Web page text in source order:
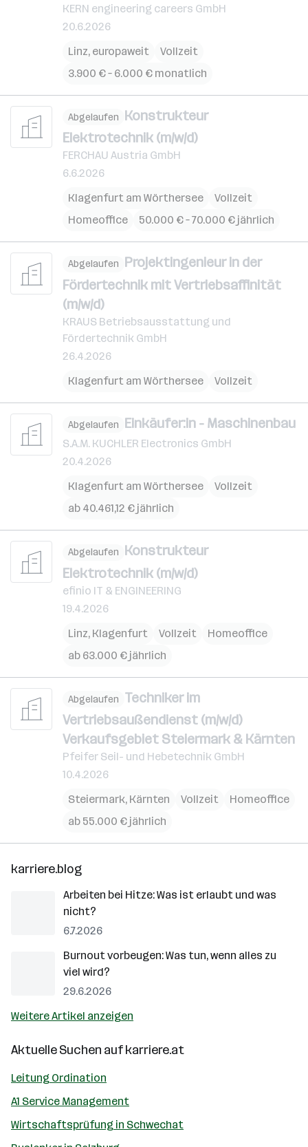
KERN engineering careers GmbH
20.6.2026
Linz, europaweit
Vollzeit
3.900 € – 6.000 € monatlich
Abgelaufen Konstrukteur
Elektrotechnik (m/w/d)
FERCHAU Austria GmbH
6.6.2026
Klagenfurt am Wörthersee
Vollzeit
Homeoffice
50.000 € – 70.000 € jährlich
Abgelaufen Projektingenieur in der
Fördertechnik mit Vertriebsaffinität
(m/w/d)
KRAUS Betriebsausstattung und
Fördertechnik GmbH
26.4.2026
Klagenfurt am Wörthersee
Vollzeit
Abgelaufen Einkäufer:in - Maschinenbau
S.A.M. KUCHLER Electronics GmbH
20.4.2026
Klagenfurt am Wörthersee
Vollzeit
ab 40.461,12 € jährlich
Abgelaufen Konstrukteur
Elektrotechnik (m/w/d)
efinio IT & ENGINEERING
19.4.2026
Linz, Klagenfurt Vollzeit
Homeoffice
ab 63.000 € jährlich
Abgelaufen Techniker im
Vertriebsaußendienst (m/w/d)
Verkaufsgebiet Steiermark & Kärnten
Pfeifer Seil- und Hebetechnik GmbH
10.4.2026
Steiermark, Kärnten Vollzeit
Homeoffice
ab 55.000 € jährlich
karriere.blog
Arbeiten bei Hitze: Was ist erlaubt und was
nicht?
6.7.2026
Burnout vorbeugen: Was tun, wenn alles zu
viel wird?
29.6.2026
Weitere Artikel anzeigen
Aktuelle Suchen aufkarriere.at
Leitung Ordination
A1 Service Management
Wirtschaftsprüfung in Schwechat